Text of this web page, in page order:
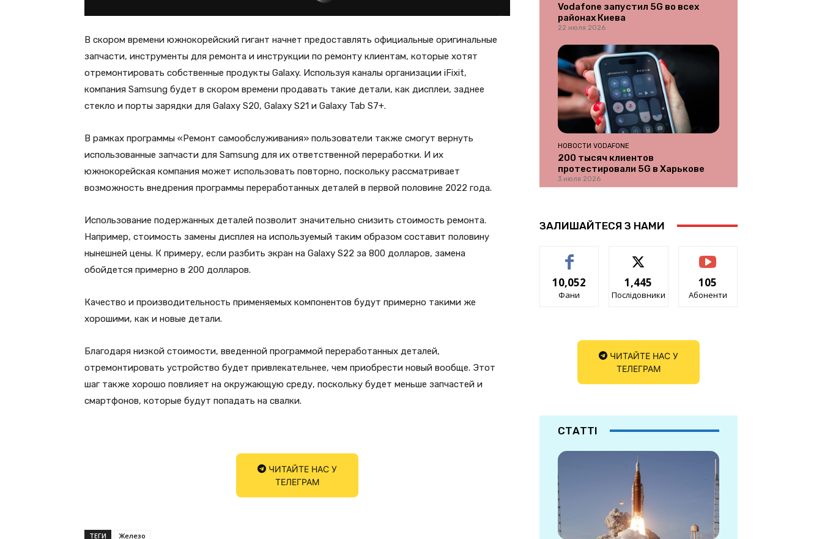
В скором времени южнокорейский гигант начнет предоставлять официальные оригинальные
запчасти, инструменты для ремонта и инструкции по ремонту клиентам, которые хотят
отремонтировать собственные продукты Galaxy. Используя каналы организации iFixit,
компания Samsung будет в скором времени продавать такие детали, как дисплеи, заднее
стекло и порты зарядки для Galaxy S20, Galaxy S21 и Galaxy Tab S7+.
В рамках программы «Ремонт самообслуживания» пользователи также смогут вернуть
использованные запчасти для Samsung для их ответственной переработки. И их
южнокорейская компания может использовать повторно, поскольку рассматривает
возможность внедрения программы переработанных деталей в первой половине 2022 года.
Использование подержанных деталей позволит значительно снизить стоимость ремонта.
Например, стоимость замены дисплея на используемый таким образом составит половину
нынешней цены. К примеру, если разбить экран на Galaxy S22 за 800 долларов, замена
обойдется примерно в 200 долларов.
Качество и производительность применяемых компонентов будут примерно такими же
хорошими, как и новые детали.
Благодаря низкой стоимости, введенной программой переработанных деталей,
отремонтировать устройство будет привлекательнее, чем приобрести новый вообще. Этот
шаг также хорошо повлияет на окружающую среду, поскольку будет меньше запчастей и
смартфонов, которые будут попадать на свалки.
ЧИТАЙТЕ НАС У
ТЕЛЕГРАМ
ТЕГИ Железо
Vodafone запустил 5G во всех
районах Киева
22 июля 2026
НОВОСТИ VODAFONE
200 тысяч клиентов
протестировали 5G в Харькове
3 июля 2026
ЗАЛИШАЙТЕСЯ З НАМИ
10,052
Фани
1,445
Послідовники
105
Абоненти
ЧИТАЙТЕ НАС У
ТЕЛЕГРАМ
СТАТТІ